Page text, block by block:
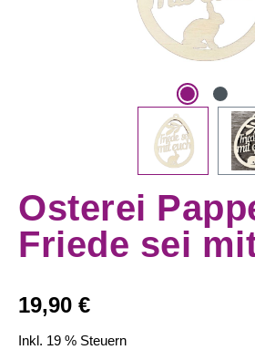
Osterei
Friede sei
Regulärer Preis:
19,90 €
Inkl. 19 % Steuern